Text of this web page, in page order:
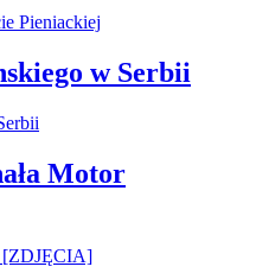
w Serbii
Motor